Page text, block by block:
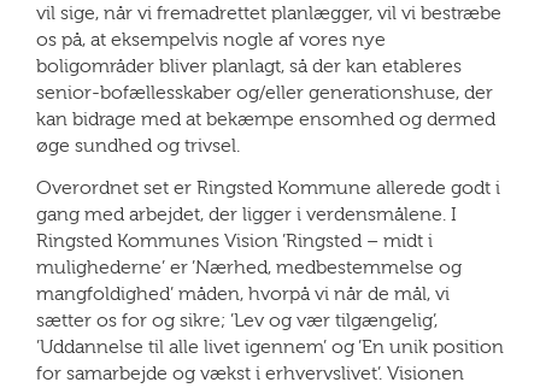
vil sige, når vi fremadrettet planlægger, vil vi bestræbe
os på, at eksempelvis nogle af vores nye
boligområder bliver planlagt, så der kan etableres
senior-bofællesskaber og/eller generationshuse, der
kan bidrage med at bekæmpe ensomhed og dermed
øge sundhed og trivsel.
Overordnet set er Ringsted Kommune allerede godt i
gang med arbejdet, der ligger i verdensmålene. I
Ringsted Kommunes Vision ’Ringsted – midt i
mulighederne’ er ’Nærhed, medbestemmelse og
mangfoldighed’ måden, hvorpå vi når de mål, vi
sætter os for og sikre; ’Lev og vær tilgængelig’,
’Uddannelse til alle livet igennem’ og ’En unik position
for samarbejde og vækst i erhvervslivet’. Visionen